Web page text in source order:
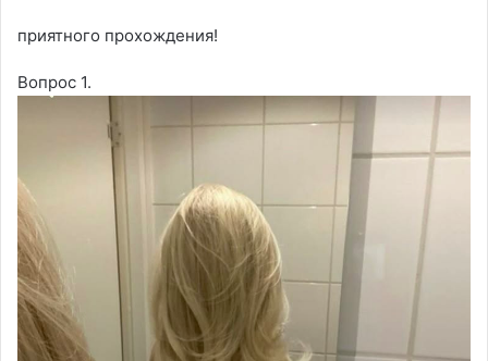
приятного прохождения!
Вопрос 1.